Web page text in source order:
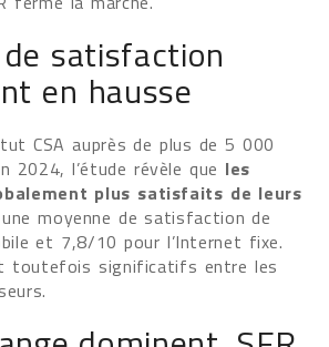
satisfaction
en hausse
CSA auprès de plus de 5 000
2024, l’étude révèle que les
plus satisfaits de leurs
moyenne de satisfaction de
et 7,8/10 pour l’Internet fixe.
toutefois significatifs entre les